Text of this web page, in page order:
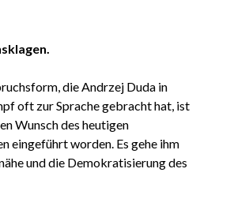
die Andrzej Duda in
oft zur Sprache gebracht hat, ist
Wunsch des heutigen
eingeführt worden. Es gehe ihm
und die Demokratisierung des